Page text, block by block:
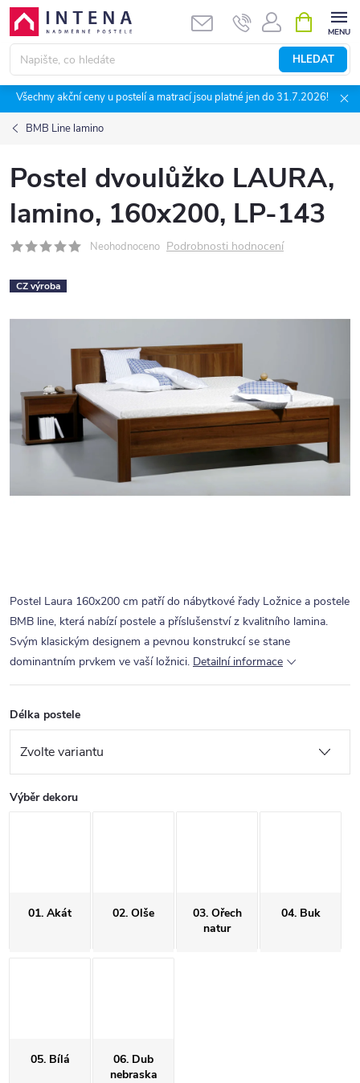
Přejít
obsah
HLEDAT
NÁKUPNÍ
KOŠÍK
Všechny akční ceny u postelí a matrací jsou platné jen do 31.7.2026!
BMB Line lamino
Postel dvoulůžko LAURA,
lamino, 160x200, LP-143
Neohodnoceno Podrobnosti hodnocení
CZ výroba
Postel Laura 160x200 cm patří do nábytkové řady Ložnice a postele
BMB line, která nabízí postele a příslušenství z kvalitního lamina.
Svým klasickým designem a pevnou konstrukcí se stane
dominantním prvkem ve vaší ložnici. Detailní informace
Délka postele
Výběr dekoru
01. Akát 02. Olše
03. Ořech
natur
04. Buk
05. Bílá
06. Dub
nebraska